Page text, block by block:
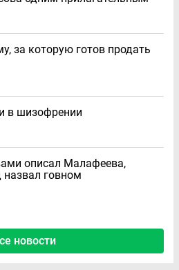
за которую готов продать
в шизофрении
описал Малафеева,
назвал говном
новости